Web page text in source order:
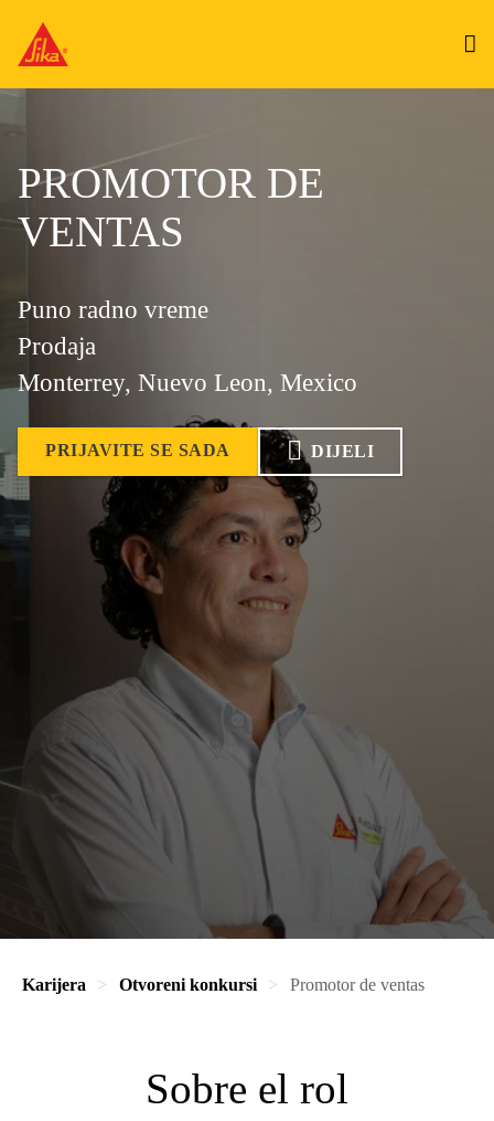
PROMOTOR DE
VENTAS
Puno radno vreme
Prodaja
Monterrey, Nuevo Leon, Mexico
PRIJAVITE SE SADA DIJELI
Karijera Otvoreni konkursi Promotor de ventas
Sobre el rol